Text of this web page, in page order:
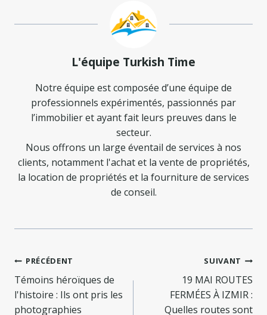
L'équipe Turkish Time
Notre équipe est composée d’une équipe de
professionnels expérimentés, passionnés par
l’immobilier et ayant fait leurs preuves dans le
secteur.
Nous offrons un large éventail de services à nos
clients, notamment l'achat et la vente de propriétés,
la location de propriétés et la fourniture de services
de conseil.
Navigation
de
PRÉCÉDENT
Témoins héroïques de
l'histoire : Ils ont pris les
photographies
SUIVANT
19 MAI ROUTES
FERMÉES À IZMIR :
Quelles routes sont